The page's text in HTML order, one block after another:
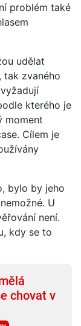
problém také
udělat
tak zvaného
kterého je
moment
Cílem je
bylo by jeho
U
není.
kdy se to
chovat v